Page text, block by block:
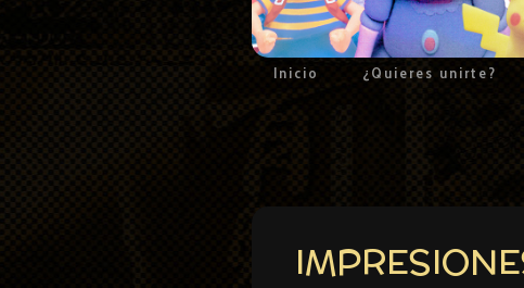
Inicio ¿Quieres unirte?